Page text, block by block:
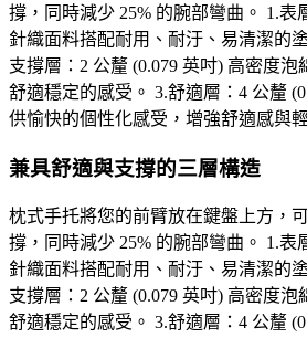
撐，同時減少 25% 的腕部彎曲。 1.表
針織面料搭配耐用、耐汙、易清潔的
支撐層：2 公釐 (0.079 英吋) 高密度
舒適穩定的感受。 3.舒適層：4 公釐
供愉快的個性化感受，增強舒適感與
兼具舒適與支撐的三層構造
枕式手托將您的前臂放在鍵盤上方，
撐，同時減少 25% 的腕部彎曲。 1.表
針織面料搭配耐用、耐汙、易清潔的
支撐層：2 公釐 (0.079 英吋) 高密度
舒適穩定的感受。 3.舒適層：4 公釐